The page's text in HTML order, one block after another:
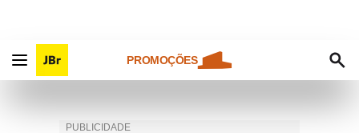
PROMOÇÕES